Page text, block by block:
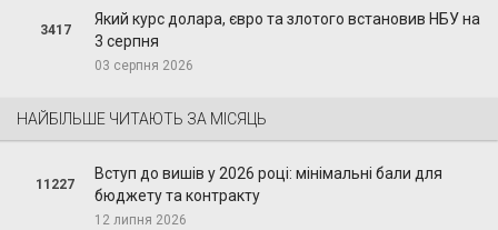
3417
Який курс долара, євро та злотого встановив НБУ на
3 серпня
03 серпня 2026
НАЙБІЛЬШЕ ЧИТАЮТЬ ЗА МІСЯЦЬ
11227
Вступ до вишів у 2026 році: мінімальні бали для
бюджету та контракту
12 липня 2026